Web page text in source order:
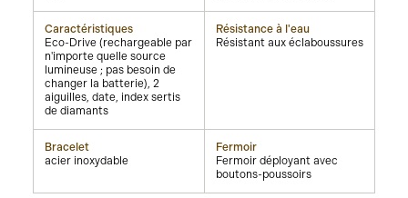
Caractéristiques
Eco-Drive (rechargeable par
n'importe quelle source
lumineuse ; pas besoin de
changer la batterie), 2
aiguilles, date, index sertis
de diamants
Résistance à l'eau
Résistant aux éclaboussures
Bracelet
acier inoxydable
Fermoir
Fermoir déployant avec
boutons-poussoirs